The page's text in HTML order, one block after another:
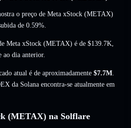
o preço de Meta xStock (METAX)
de 0.59%.
Meta xStock (METAX) é de $139.7K,
ao dia anterior.
atual é de aproximadamente $7.7M.
da Solana encontra-se atualmente em
(METAX) na Solflare